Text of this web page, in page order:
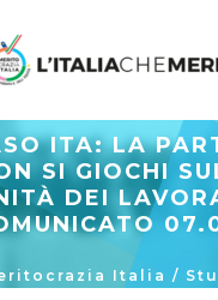
ITA: LA
SI GIOCHI
DEI
Italia /